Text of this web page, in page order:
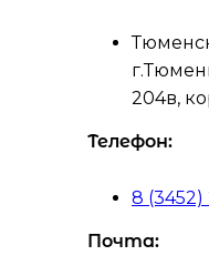
204в,
Телефон:
8 (3452)
Почта: